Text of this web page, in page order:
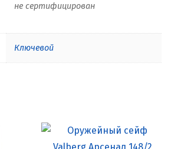
не сертифицирован
Ключевой